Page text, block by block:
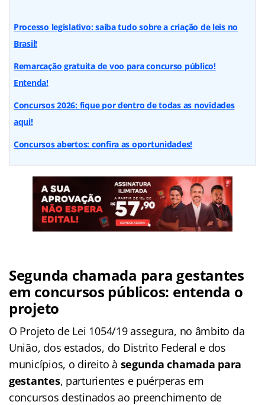
Processo legislativo: saiba tudo sobre a criação de leis no
Brasil!
Remarcação gratuita de voo para concurso público!
Entenda!
Concursos 2026: fique por dentro de todas as novidades
aqui!
Concursos abertos: confira as oportunidades!
Segunda chamada para gestantes
em concursos públicos: entenda o
projeto
O Projeto de Lei 1054/19 assegura, no âmbito da
União, dos estados, do Distrito Federal e dos
municípios, o direito à segunda chamada para
gestantes, parturientes e puérperas em
concursos destinados ao preenchimento de